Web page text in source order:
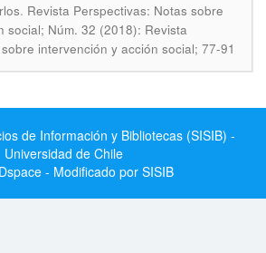
. Revista Perspectivas: Notas sobre
social; Núm. 32 (2018): Revista
intervención y acción social; 77-91
de Información y Bibliotecas (SISIB) -
Universidad de Chile
- Modificado por SISIB